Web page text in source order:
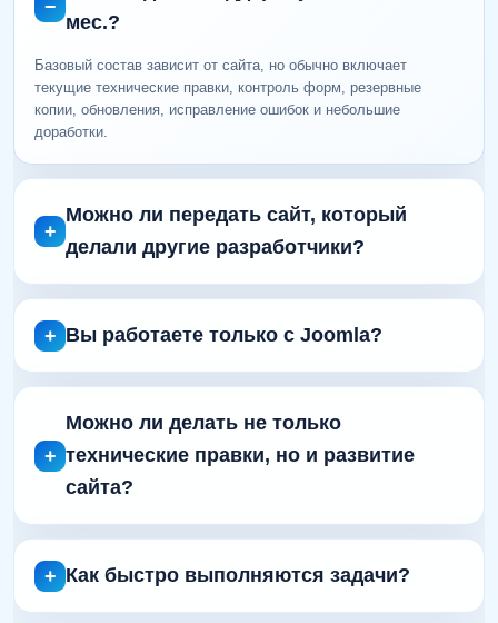
мес.?
Базовый состав зависит от сайта, но обычно включает
текущие технические правки, контроль форм, резервные
копии, обновления, исправление ошибок и небольшие
доработки.
Можно ли передать сайт, который
делали другие разработчики?
Вы работаете только с Joomla?
Можно ли делать не только
технические правки, но и развитие
сайта?
Как быстро выполняются задачи?